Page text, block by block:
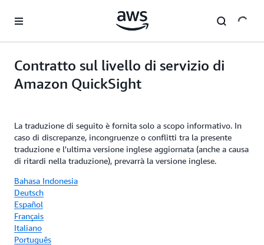
Contratto sul livello di servizio di
Amazon QuickSight
La traduzione di seguito è fornita solo a scopo informativo. In
caso di discrepanze, incongruenze o conflitti tra la presente
traduzione e l'ultima versione inglese aggiornata (anche a causa
di ritardi nella traduzione), prevarrà la versione inglese.
Bahasa Indonesia
Deutsch
Español
Français
Italiano
Português